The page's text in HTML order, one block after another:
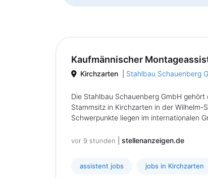
Kaufmännischer
Kirchzarten Stahlbau Schauenberg
Die Stahlbau Schauenberg GmbH
Stammsitz in Kirchzarten in der Wilhelm-
Schwerpunkte liegen im internationalen
vor 9 stunden stellenanzeigen.de
assistent jobs jobs in Kirchzarten